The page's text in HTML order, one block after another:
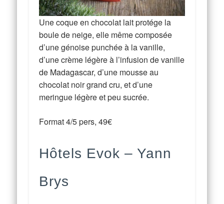
Une coque en chocolat lait protége la
boule de neige, elle même composée
d’une génoise punchée à la vanille,
d’une crème légère à l’infusion de vanille
de Madagascar, d’une mousse au
chocolat noir grand cru, et d’une
meringue légère et peu sucrée.
Format 4/5 pers, 49€
Hôtels Evok – Yann
Brys